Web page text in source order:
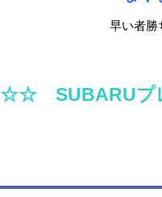
早い者勝
☆☆ SUBARUプ